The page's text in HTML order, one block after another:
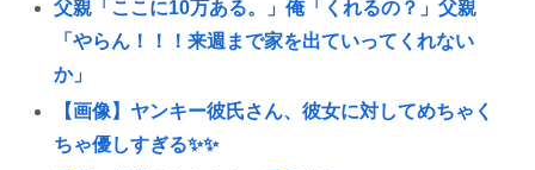
父親「ここに10万ある。」俺「くれるの？」父親
「やらん！！！来週まで家を出ていってくれない
か」
【画像】ヤンキー彼氏さん、彼女に対してめちゃく
ちゃ優しすぎる✨✨